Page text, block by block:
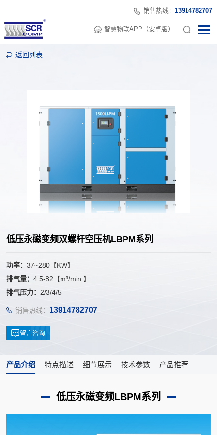
销售热线： 13914782707
智慧物联APP（安卓版）
返回列表
低压永磁变频双螺杆空压机LBPM系列
功率：37~280【KW】
排气量：4.5-82【m³/min 】
排气压力： 2/3/4/5
销售热线： 13914782707
留言咨询
产品介绍 特点描述 细节展示 技术参数 产品推荐
低压永磁变频LBPM系列